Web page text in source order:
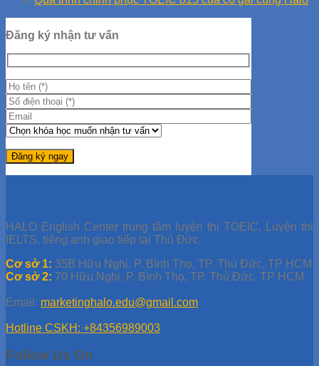
Đăng ký nhận tư vấn
HALO English Center trung tâm luyện thi TOEIC, Luyện thi
IELTS, tiếng anh giao tiếp tại Thủ Đức.
Cơ sở 1: 35B Hữu Nghị, P. Bình Thọ, TP. Thủ Đức, TP HCM
Cơ sở 2: 70 Hữu Nghị, P. Bình Thọ, TP. Thủ Đức, TP HCM
Email: marketinghalo.edu@gmail.com
Hotline CSKH: +84356989003
Follow Us On